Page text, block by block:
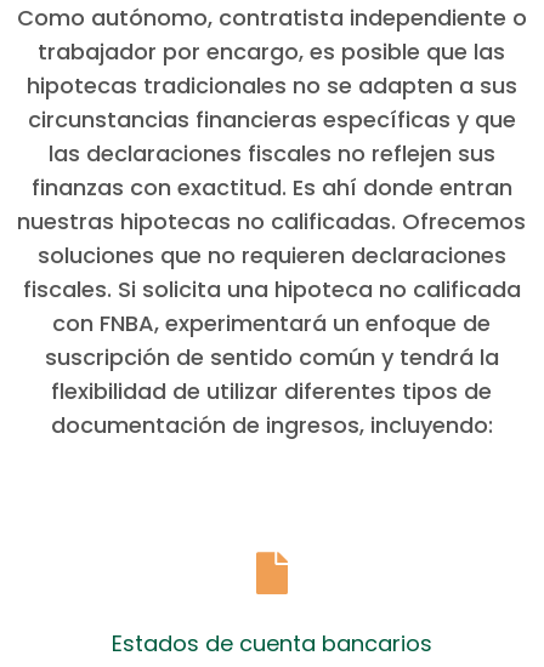
Como autónomo, contratista independiente o
trabajador por encargo, es posible que las
hipotecas tradicionales no se adapten a sus
circunstancias financieras específicas y que
las declaraciones fiscales no reflejen sus
finanzas con exactitud. Es ahí donde entran
nuestras hipotecas no calificadas. Ofrecemos
soluciones que no requieren declaraciones
fiscales. Si solicita una hipoteca no calificada
con FNBA, experimentará un enfoque de
suscripción de sentido común y tendrá la
flexibilidad de utilizar diferentes tipos de
documentación de ingresos, incluyendo:

Estados de cuenta bancarios